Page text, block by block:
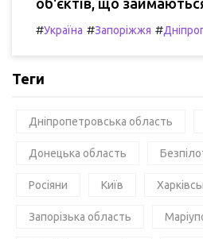
#Україна #Запоріжжя #
Теги
Дніпропетровська область
Донецька область
Росіяни Київ
Запорізька область